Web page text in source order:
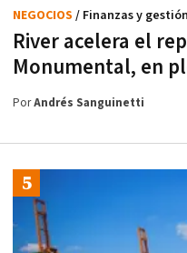
River acelera el
Monumental, en
NEGOCIOS / Finanzas y gestión
PorAndrés Sanguinetti